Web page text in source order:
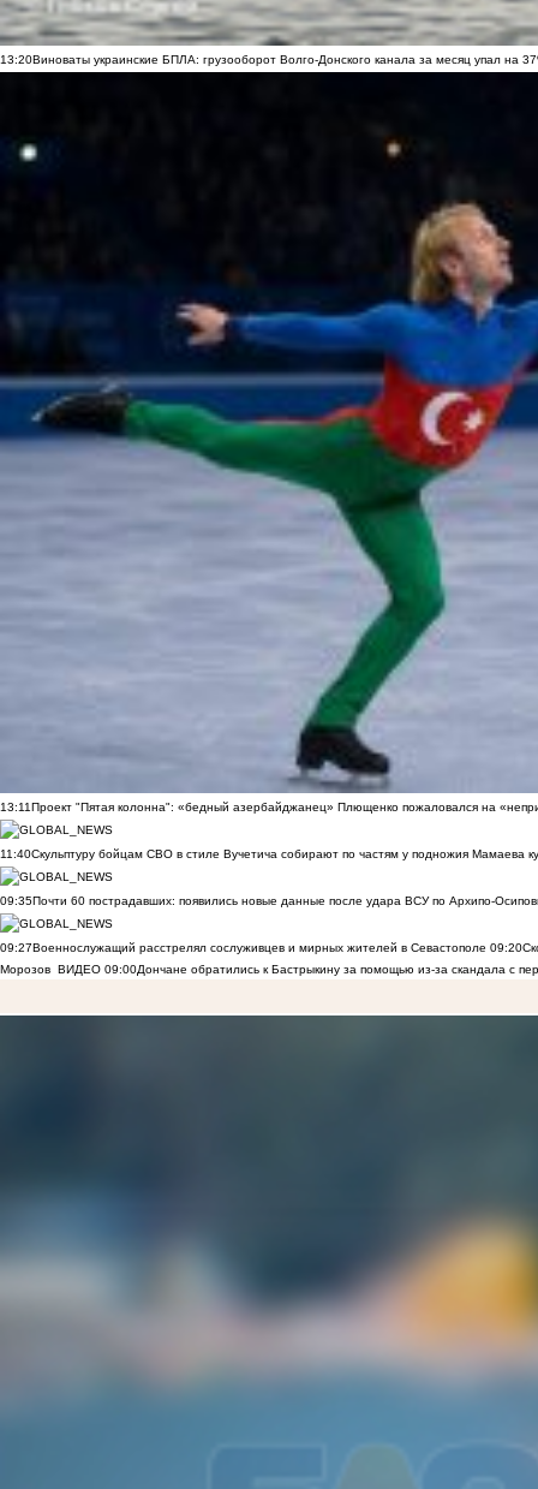
13:20Виноваты украинские БПЛА: грузооборот Волго-Донского канала за месяц упал на
13:11Проект "Пятая колонна": «бедный азербайджанец» Плющенко пожаловался на
11:40Скульптуру бойцам СВО в стиле Вучетича собирают по частям у подножия Мамаева
09:35Почти 60 пострадавших: появились новые данные после удара ВСУ по Архипо-
09:27Военнослужащий расстрелял сослуживцев и мирных жителей в Севастополе 09:20
Морозов ВИДЕО 09:00Дончане обратились к Бастрыкину за помощью из-за скандала с